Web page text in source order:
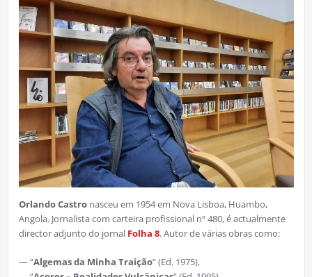
Orlando Castronasceu em 1954 em Nova Lisboa, Huambo,
Angola. Jornalista com carteira profissional nº 480, é actualmente
director adjunto do jornal Folha 8. Autor de várias obras como:
— “Algemas da Minha Traição” (Ed. 1975),